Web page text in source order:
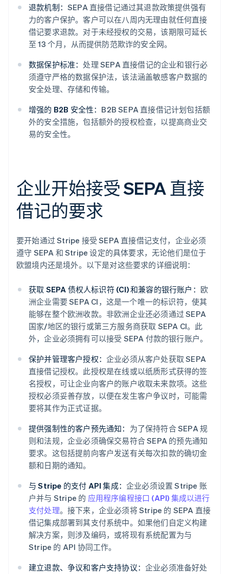
退款机制： SEPA 直接借记通过其退款政策提供强有
力的客户保护。客户可以在八周内无理由就任何直接
借记要求退款。对于未经授权的交易，该期限可延长
至 13 个月，从而提供防范欺诈的安全网。
数据保护标准： 处理 SEPA 直接借记的企业和银行必
须遵守严格的数据保护法，该法涵盖敏感客户数据的
安全处理、存储和传输。
增强的 B2B 安全性： B2B SEPA 直接借记计划包括额
外的安全措施，包括额外的授权检查，以提高商业交
易的安全性。
企业开始接受 SEPA 直接
借记的要求
要开始通过 Stripe 接受 SEPA 直接借记支付，企业必须
遵守 SEPA 和 Stripe 设定的具体要求，无论他们是位于
欧盟境内还是境外。以下是对这些要求的详细说明：
获取 SEPA 债权人标识符 (CI) 和兼容的银行账户： 欧
洲企业需要 SEPA CI，这是一个唯一的标识符，使其
能够在整个欧洲收款。非欧洲企业还必须通过 SEPA
国家/地区的银行或第三方服务商获取 SEPA CI。此
外，企业必须拥有可以接受 SEPA 付款的银行账户。
保护并管理客户授权： 企业必须从客户处获取 SEPA
直接借记授权。此授权是在线或以纸质形式获得的签
名授权，可让企业向客户的账户收取未来款项。这些
授权必须妥善存放，以便在发生客户争议时，可能需
要将其作为正式证据。
提供强制性的客户预先通知： 为了保持符合 SEPA 规
则和法规，企业必须确保交易符合 SEPA 的预先通知
要求。这包括提前向客户发送有关每次扣款的确切金
额和日期的通知。
与 Stripe 的支付 API 集成： 企业必须设置 Stripe 账
户并与 Stripe 的 应用程序编程接口 (API) 集成以进行
支付处理。接下来，企业必须将 Stripe 的 SEPA 直接
借记集成部署到其支付系统中。如果他们自定义构建
解决方案，则涉及编码，或将现有系统配置为与
Stripe 的 API 协同工作。
建立退款、争议和客户支持协议： 企业必须准备好处